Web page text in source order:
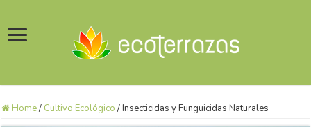
Home/ Cultivo Ecológico /Insecticidas y Funguicidas Naturales